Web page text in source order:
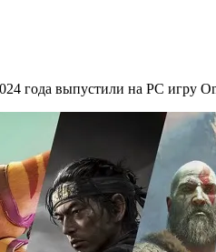
года выпустили на PC игру